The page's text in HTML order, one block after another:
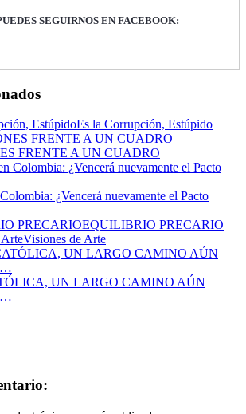
SEGUIRNOS EN FACEBOOK:
Es la Corrupción, Estúpido
FRENTE A UN CUADRO
¿Vencerá nuevamente el Pacto
EQUILIBRIO PRECARIO
Visiones de Arte
UN LARGO CAMINO AÚN